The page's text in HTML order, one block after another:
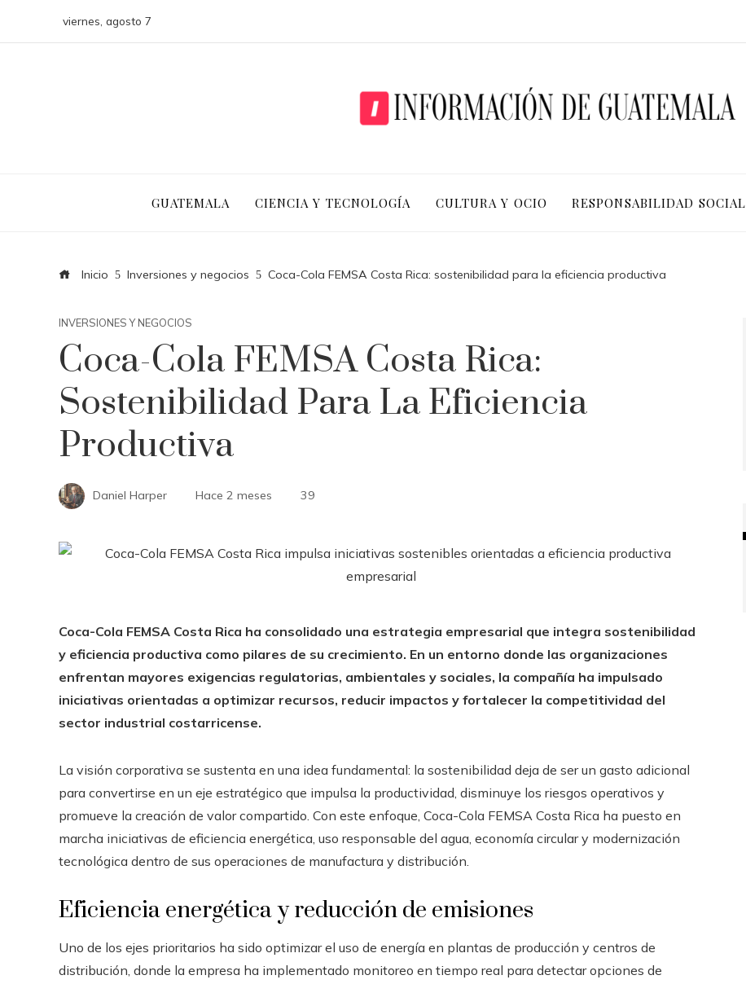
viernes, agosto 7
GUATEMALA CIENCIA Y TECNOLOGÍA CULTURA Y OCIO RESPONSABILIDAD SOCIAL
Inicio Inversiones y negocios Coca-Cola FEMSA Costa Rica: sostenibilidad para la eficiencia productiva
INVERSIONES Y NEGOCIOS
Coca-Cola FEMSA Costa Rica:
Sostenibilidad Para La Eficiencia
Productiva
Daniel Harper Hace 2 meses 39
Coca-Cola FEMSA Costa Rica ha consolidado una estrategia empresarial que integra sostenibilidad
y eficiencia productiva como pilares de su crecimiento. En un entorno donde las organizaciones
enfrentan mayores exigencias regulatorias, ambientales y sociales, la compañía ha impulsado
iniciativas orientadas a optimizar recursos, reducir impactos y fortalecer la competitividad del
sector industrial costarricense.
La visión corporativa se sustenta en una idea fundamental: la sostenibilidad deja de ser un gasto adicional
para convertirse en un eje estratégico que impulsa la productividad, disminuye los riesgos operativos y
promueve la creación de valor compartido. Con este enfoque, Coca-Cola FEMSA Costa Rica ha puesto en
marcha iniciativas de eficiencia energética, uso responsable del agua, economía circular y modernización
tecnológica dentro de sus operaciones de manufactura y distribución.
Eficiencia energética y reducción de emisiones
Uno de los ejes prioritarios ha sido optimizar el uso de energía en plantas de producción y centros de
distribución, donde la empresa ha implementado monitoreo en tiempo real para detectar opciones de